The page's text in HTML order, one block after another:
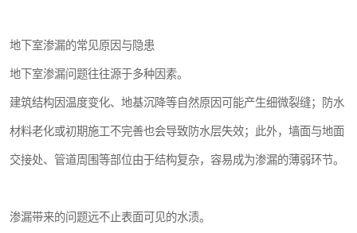
地下室渗漏的常见原因与隐患
地下室渗漏问题往往源于多种因素。
建筑结构因温度变化、地基沉降等自然原因可能产生细微裂缝；防水
材料老化或初期施工不完善也会导致防水层失效；此外，墙面与地面
交接处、管道周围等部位由于结构复杂，容易成为渗漏的薄弱环节。
渗漏带来的问题远不止表面可见的水渍。